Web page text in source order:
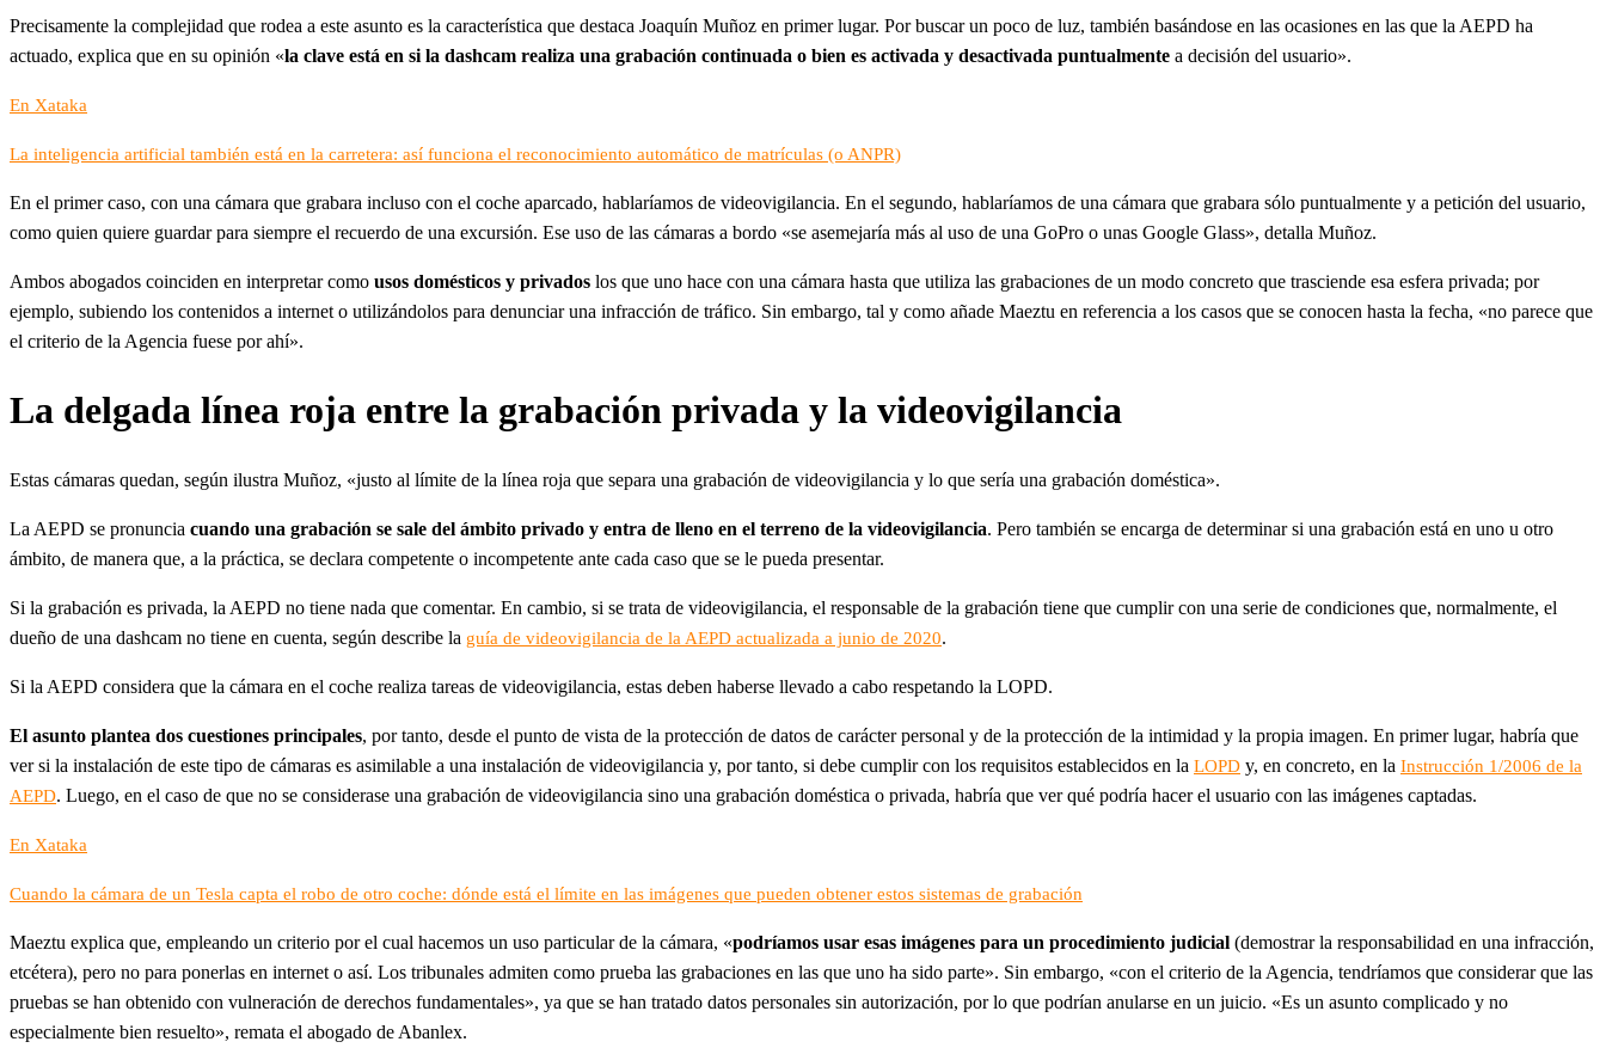
Precisamente la complejidad que rodea a este asunto es la característica que destaca Joaquín Muñoz en primer lugar. Por buscar un poco de luz, también basándose en las ocasiones en las que la AEPD ha
actuado, explica que en su opinión «la clave está en si la dashcam realiza una grabación continuada o bien es activada y desactivada puntualmente a decisión del usuario».
En Xataka
La inteligencia artificial también está en la carretera: así funciona el reconocimiento automático de matrículas (o ANPR)
En el primer caso, con una cámara que grabara incluso con el coche aparcado, hablaríamos de videovigilancia. En el segundo, hablaríamos de una cámara que grabara sólo puntualmente y a petición del usuario,
como quien quiere guardar para siempre el recuerdo de una excursión. Ese uso de las cámaras a bordo «se asemejaría más al uso de una GoPro o unas Google Glass», detalla Muñoz.
Ambos abogados coinciden en interpretar como usos domésticos y privados los que uno hace con una cámara hasta que utiliza las grabaciones de un modo concreto que trasciende esa esfera privada; por
ejemplo, subiendo los contenidos a internet o utilizándolos para denunciar una infracción de tráfico. Sin embargo, tal y como añade Maeztu en referencia a los casos que se conocen hasta la fecha, «no parece que
el criterio de la Agencia fuese por ahí».
La delgada línea roja entre la grabación privada y la videovigilancia
Estas cámaras quedan, según ilustra Muñoz, «justo al límite de la línea roja que separa una grabación de videovigilancia y lo que sería una grabación doméstica».
La AEPD se pronuncia cuando una grabación se sale del ámbito privado y entra de lleno en el terreno de la videovigilancia. Pero también se encarga de determinar si una grabación está en uno u otro
ámbito, de manera que, a la práctica, se declara competente o incompetente ante cada caso que se le pueda presentar.
Si la grabación es privada, la AEPD no tiene nada que comentar. En cambio, si se trata de videovigilancia, el responsable de la grabación tiene que cumplir con una serie de condiciones que, normalmente, el
dueño de una dashcam no tiene en cuenta, según describe la guía de videovigilancia de la AEPD actualizada a junio de 2020.
Si la AEPD considera que la cámara en el coche realiza tareas de videovigilancia, estas deben haberse llevado a cabo respetando la LOPD.
El asunto plantea dos cuestiones principales, por tanto, desde el punto de vista de la protección de datos de carácter personal y de la protección de la intimidad y la propia imagen. En primer lugar, habría que
ver si la instalación de este tipo de cámaras es asimilable a una instalación de videovigilancia y, por tanto, si debe cumplir con los requisitos establecidos en la LOPD y, en concreto, en la Instrucción 1/2006 de la
AEPD. Luego, en el caso de que no se considerase una grabación de videovigilancia sino una grabación doméstica o privada, habría que ver qué podría hacer el usuario con las imágenes captadas.
En Xataka
Cuando la cámara de un Tesla capta el robo de otro coche: dónde está el límite en las imágenes que pueden obtener estos sistemas de grabación
Maeztu explica que, empleando un criterio por el cual hacemos un uso particular de la cámara, «podríamos usar esas imágenes para un procedimiento judicial (demostrar la responsabilidad en una infracción,
etcétera), pero no para ponerlas en internet o así. Los tribunales admiten como prueba las grabaciones en las que uno ha sido parte». Sin embargo, «con el criterio de la Agencia, tendríamos que considerar que las
pruebas se han obtenido con vulneración de derechos fundamentales», ya que se han tratado datos personales sin autorización, por lo que podrían anularse en un juicio. «Es un asunto complicado y no
especialmente bien resuelto», remata el abogado de Abanlex.